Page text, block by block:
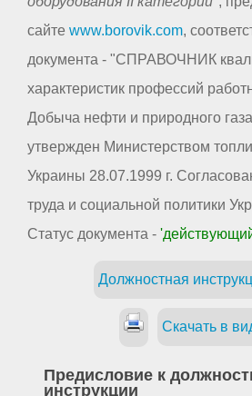
сайте www.borovik.com,
документа - "СПРАВОЧНИК
характеристик профессий
Добыча нефти и природного
утвержден Министерством
Украины 28.07.1999 г.
труда и социальной политики
Статус документа -
Должностная
Скачать в
Предисловие к
инструкции